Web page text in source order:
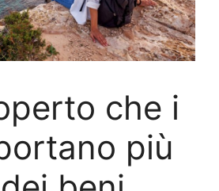
che i
più